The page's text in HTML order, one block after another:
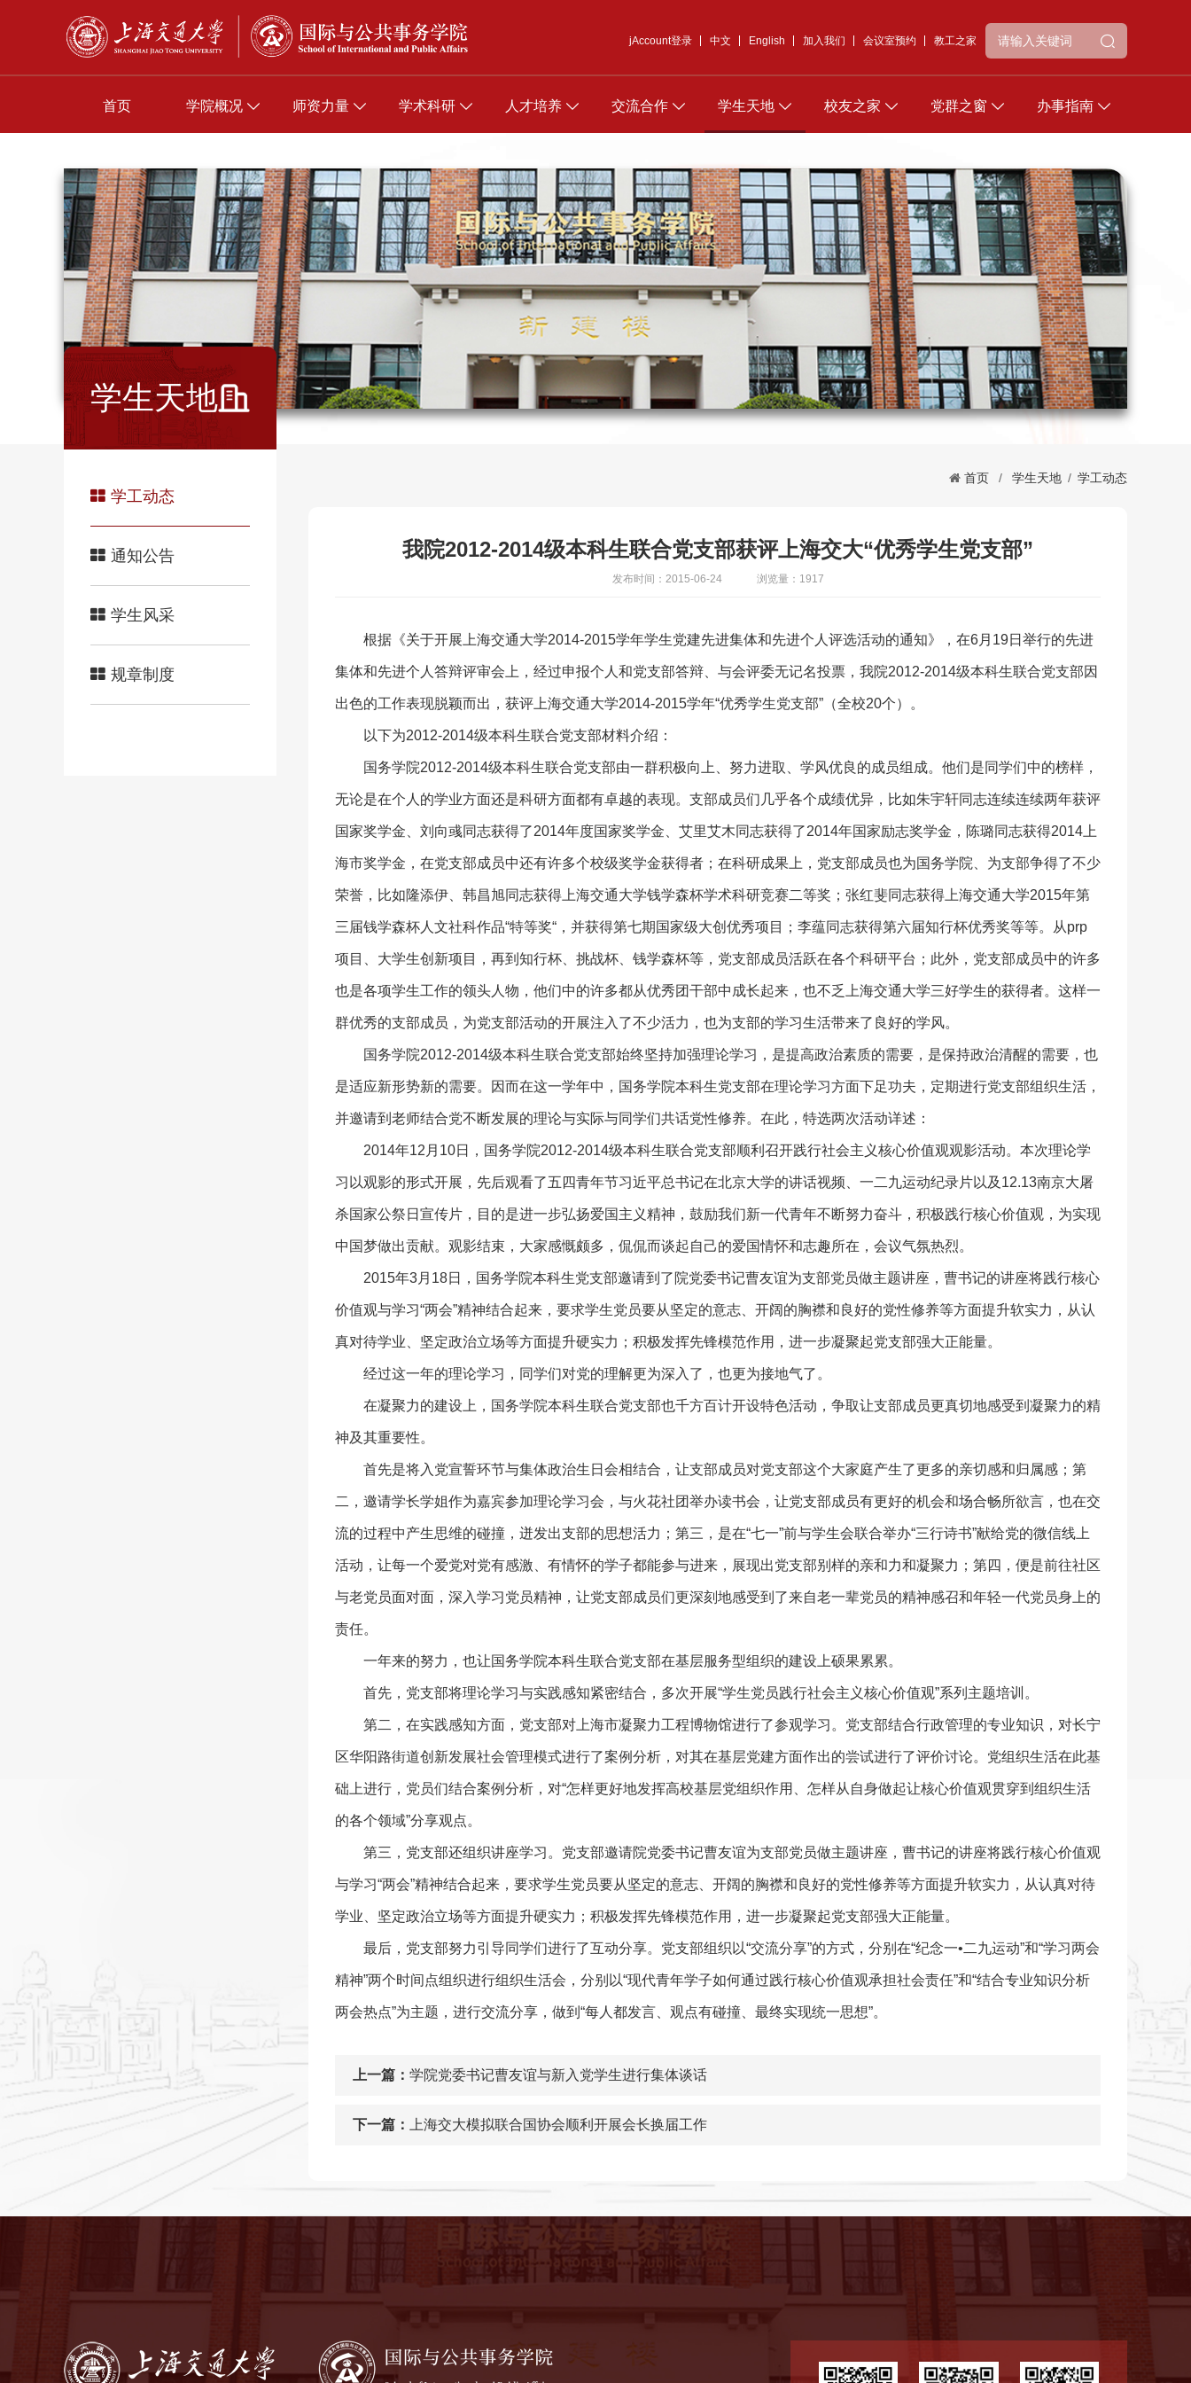
jAccount登录 中文 English 加入我们 会议室预约 教工之家
首页 学院概况 师资力量 学术科研 人才培养 交流合作 学生天地 校友之家 党群之窗 办事指南
学生天地
学工动态
通知公告
学生风采
规章制度
首页 / 学生天地 / 学工动态
我院2012-2014级本科生联合党支部获评上海交大“优秀学生党支部”
发布时间：2015-06-24 浏览量：1917
根据《关于开展上海交通大学2014-2015学年学生党建先进集体和先进个人评选活动的通知》，在6月19日举行的先进
集体和先进个人答辩评审会上，经过申报个人和党支部答辩、与会评委无记名投票，我院2012-2014级本科生联合党支部因
出色的工作表现脱颖而出，获评上海交通大学2014-2015学年“优秀学生党支部”（全校20个）。
以下为2012-2014级本科生联合党支部材料介绍：
国务学院2012-2014级本科生联合党支部由一群积极向上、努力进取、学风优良的成员组成。他们是同学们中的榜样，
无论是在个人的学业方面还是科研方面都有卓越的表现。支部成员们几乎各个成绩优异，比如朱宇轩同志连续连续两年获评
国家奖学金、刘向彧同志获得了2014年度国家奖学金、艾里艾木同志获得了2014年国家励志奖学金，陈璐同志获得2014上
海市奖学金，在党支部成员中还有许多个校级奖学金获得者；在科研成果上，党支部成员也为国务学院、为支部争得了不少
荣誉，比如隆添伊、韩昌旭同志获得上海交通大学钱学森杯学术科研竞赛二等奖；张红斐同志获得上海交通大学2015年第
三届钱学森杯人文社科作品“特等奖“，并获得第七期国家级大创优秀项目；李蕴同志获得第六届知行杯优秀奖等等。从prp
项目、大学生创新项目，再到知行杯、挑战杯、钱学森杯等，党支部成员活跃在各个科研平台；此外，党支部成员中的许多
也是各项学生工作的领头人物，他们中的许多都从优秀团干部中成长起来，也不乏上海交通大学三好学生的获得者。这样一
群优秀的支部成员，为党支部活动的开展注入了不少活力，也为支部的学习生活带来了良好的学风。
国务学院2012-2014级本科生联合党支部始终坚持加强理论学习，是提高政治素质的需要，是保持政治清醒的需要，也
是适应新形势新的需要。因而在这一学年中，国务学院本科生党支部在理论学习方面下足功夫，定期进行党支部组织生活，
并邀请到老师结合党不断发展的理论与实际与同学们共话党性修养。在此，特选两次活动详述：
2014年12月10日，国务学院2012-2014级本科生联合党支部顺利召开践行社会主义核心价值观观影活动。本次理论学
习以观影的形式开展，先后观看了五四青年节习近平总书记在北京大学的讲话视频、一二九运动纪录片以及12.13南京大屠
杀国家公祭日宣传片，目的是进一步弘扬爱国主义精神，鼓励我们新一代青年不断努力奋斗，积极践行核心价值观，为实现
中国梦做出贡献。观影结束，大家感慨颇多，侃侃而谈起自己的爱国情怀和志趣所在，会议气氛热烈。
2015年3月18日，国务学院本科生党支部邀请到了院党委书记曹友谊为支部党员做主题讲座，曹书记的讲座将践行核心
价值观与学习“两会”精神结合起来，要求学生党员要从坚定的意志、开阔的胸襟和良好的党性修养等方面提升软实力，从认
真对待学业、坚定政治立场等方面提升硬实力；积极发挥先锋模范作用，进一步凝聚起党支部强大正能量。
经过这一年的理论学习，同学们对党的理解更为深入了，也更为接地气了。
在凝聚力的建设上，国务学院本科生联合党支部也千方百计开设特色活动，争取让支部成员更真切地感受到凝聚力的精
神及其重要性。
首先是将入党宣誓环节与集体政治生日会相结合，让支部成员对党支部这个大家庭产生了更多的亲切感和归属感；第
二，邀请学长学姐作为嘉宾参加理论学习会，与火花社团举办读书会，让党支部成员有更好的机会和场合畅所欲言，也在交
流的过程中产生思维的碰撞，迸发出支部的思想活力；第三，是在“七一”前与学生会联合举办“三行诗书”献给党的微信线上
活动，让每一个爱党对党有感激、有情怀的学子都能参与进来，展现出党支部别样的亲和力和凝聚力；第四，便是前往社区
与老党员面对面，深入学习党员精神，让党支部成员们更深刻地感受到了来自老一辈党员的精神感召和年轻一代党员身上的
责任。
一年来的努力，也让国务学院本科生联合党支部在基层服务型组织的建设上硕果累累。
首先，党支部将理论学习与实践感知紧密结合，多次开展“学生党员践行社会主义核心价值观”系列主题培训。
第二，在实践感知方面，党支部对上海市凝聚力工程博物馆进行了参观学习。党支部结合行政管理的专业知识，对长宁
区华阳路街道创新发展社会管理模式进行了案例分析，对其在基层党建方面作出的尝试进行了评价讨论。党组织生活在此基
础上进行，党员们结合案例分析，对“怎样更好地发挥高校基层党组织作用、怎样从自身做起让核心价值观贯穿到组织生活
的各个领域”分享观点。
第三，党支部还组织讲座学习。党支部邀请院党委书记曹友谊为支部党员做主题讲座，曹书记的讲座将践行核心价值观
与学习“两会”精神结合起来，要求学生党员要从坚定的意志、开阔的胸襟和良好的党性修养等方面提升软实力，从认真对待
学业、坚定政治立场等方面提升硬实力；积极发挥先锋模范作用，进一步凝聚起党支部强大正能量。
最后，党支部努力引导同学们进行了互动分享。党支部组织以“交流分享”的方式，分别在“纪念一•二九运动”和“学习两会
精神”两个时间点组织进行组织生活会，分别以“现代青年学子如何通过践行核心价值观承担社会责任”和“结合专业知识分析
两会热点”为主题，进行交流分享，做到“每人都发言、观点有碰撞、最终实现统一思想”。
上一篇： 学院党委书记曹友谊与新入党学生进行集体谈话
下一篇： 上海交大模拟联合国协会顺利开展会长换届工作